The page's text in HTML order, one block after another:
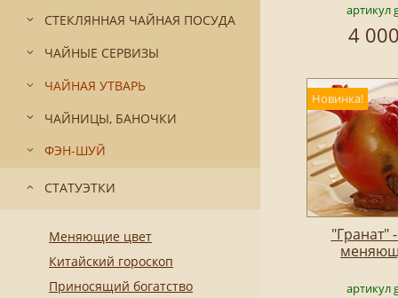
СТЕКЛЯННАЯ ЧАЙНАЯ ПОСУДА
ЧАЙНЫЕ СЕРВИЗЫ
ЧАЙНАЯ УТВАРЬ
ЧАЙНИЦЫ, БАНОЧКИ
ФЭН-ШУЙ
СТАТУЭТКИ
Меняющие цвет
Китайский гороскоп
Приносящий богатство
артикул
4
Новинка!
"Гранат"
артикул